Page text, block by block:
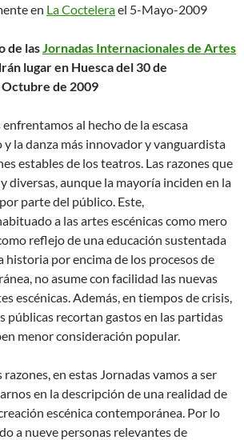
en La Coctelerael 5-Mayo-2009
de las Jornadas Internacionales de Artes
lugar en Huesca del 30 de
de 2009
al hecho de la escasa
la danza más innovador y vanguardista
estables de los teatros. Las razones que
diversas, aunque la mayoría inciden en la
parte del público. Este,
a las artes escénicas como mero
reflejo de una educación sustentada
historia por encima de los procesos de
no asume con facilidad las nuevas
escénicas. Además, en tiempos de crisis,
públicas recortan gastos en las partidas
menor consideración popular.
razones, en estas Jornadas vamos a ser
en la descripción de una realidad de
escénica contemporánea. Por lo
a nueve personas relevantes de